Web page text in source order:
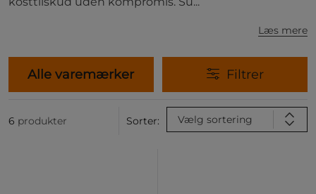
Læs mere
Alle varemærker Filtrer
6 produkter Sorter: Vælg sortering